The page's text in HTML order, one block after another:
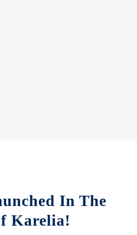
In The
Karelia!